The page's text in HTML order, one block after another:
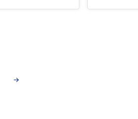
Nikotin im